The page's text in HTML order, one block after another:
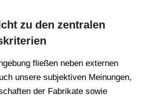
zu den zentralen
fließen neben externen
unsere subjektiven Meinungen,
der Fabrikate sowie